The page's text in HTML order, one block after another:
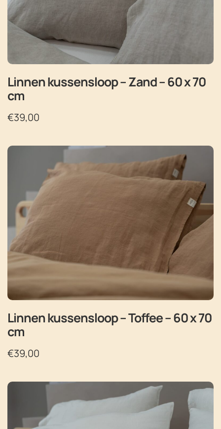
Linnen kussensloop – Zand – 60 x 70
cm
€39,00
Linnen kussensloop – Toffee – 60 x 70
cm
€39,00